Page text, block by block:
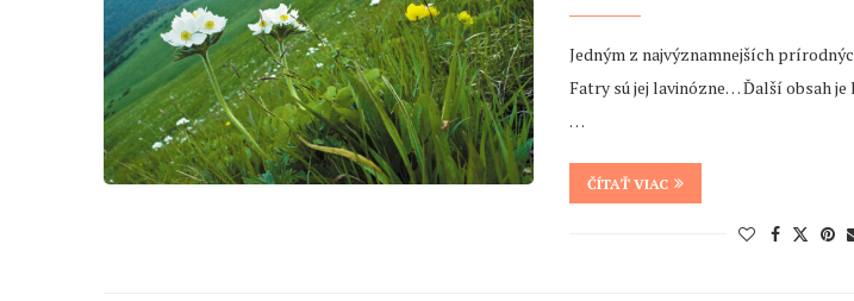
Jedným z najvýznamnejších
Fatry sú jej lavinózne… Ďalší obsah
…
ČÍTAŤ VIAC